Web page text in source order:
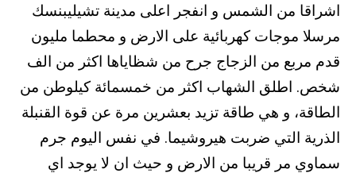
اشراقا من الشمس و انفجر اعلى مدينة تشيليبنسك
مرسلا موجات كهربائية على الارض و محطما مليون
قدم مربع من الزجاج جرح من شظاياها اكثر من الف
شخص. اطلق الشهاب اكثر من خمسمائة كيلوطن من
الطاقة، و هي طاقة تزيد بعشرين مرة عن قوة القنبلة
الذرية التي ضربت هيروشيما. في نفس اليوم جرم
سماوي مر قريبا من الارض و حيث ان لا يوجد اي